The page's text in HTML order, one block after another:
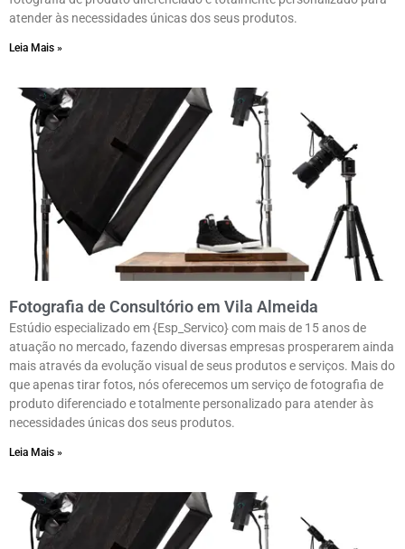
atender às necessidades únicas dos seus produtos.
Leia Mais »
Fotografia de Consultório em Vila Almeida
Estúdio especializado em {Esp_Servico} com mais de 15 anos de
atuação no mercado, fazendo diversas empresas prosperarem ainda
mais através da evolução visual de seus produtos e serviços. Mais do
que apenas tirar fotos, nós oferecemos um serviço de fotografia de
produto diferenciado e totalmente personalizado para atender às
necessidades únicas dos seus produtos.
Leia Mais »